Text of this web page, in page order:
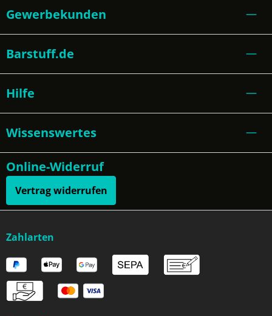
Gewerbekunden
Barstuff.de
Hilfe
Wissenswertes
Online-Widerruf
Vertrag widerrufen
Zahlarten